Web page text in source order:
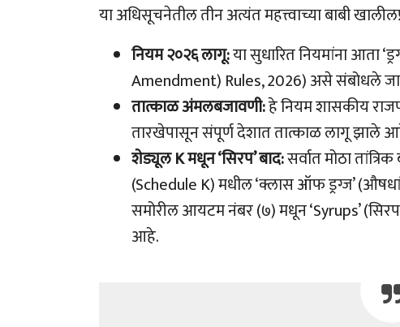
या अधिसूचनेतील तीन अत्यंत महत्त्वाच्या बाबी
नियम २०२६ लागू:या सुधारित नियमांना आता
Amendment) Rules, 2026) असे संबोधले
तात्काळ अंमलबजावणी:हे नियम शासकीय
तारखेपासून संपूर्ण देशात तात्काळ लागू झाले
शेड्यूल K मधून ‘सिरप’ बाद:सर्वात मोठा
(Schedule K) मधील ‘क्लास ऑफ ड्रग्ज’
समोरील आयटम नंबर (७) मधून ‘Syrups’
आहे.